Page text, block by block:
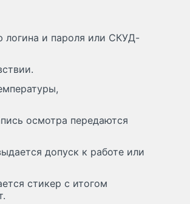
логина и пароля или СКУД-
осмотра передаются
допуск к работе или
стикер с итогом